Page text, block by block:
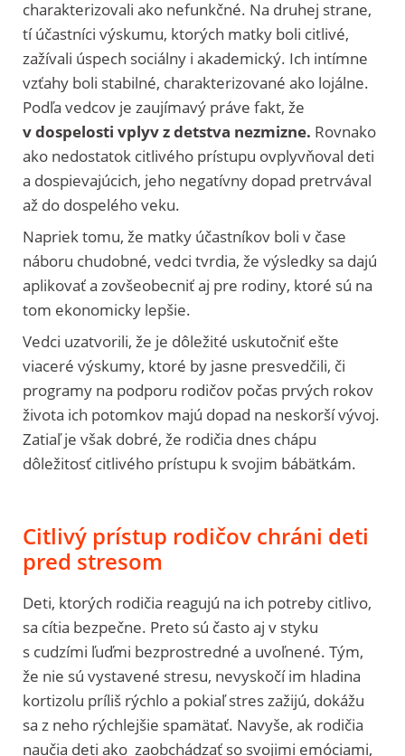
charakterizovali ako nefunkčné. Na druhej strane,
tí účastníci výskumu, ktorých matky boli citlivé,
zažívali úspech sociálny i akademický. Ich intímne
vzťahy boli stabilné, charakterizované ako lojálne.
Podľa vedcov je zaujímavý práve fakt, že
v dospelosti vplyv z detstva nezmizne. Rovnako
ako nedostatok citlivého prístupu ovplyvňoval deti
a dospievajúcich, jeho negatívny dopad pretrvával
až do dospelého veku.
Napriek tomu, že matky účastníkov boli v čase
náboru chudobné, vedci tvrdia, že výsledky sa dajú
aplikovať a zovšeobecniť aj pre rodiny, ktoré sú na
tom ekonomicky lepšie.
Vedci uzatvorili, že je dôležité uskutočniť ešte
viaceré výskumy, ktoré by jasne presvedčili, či
programy na podporu rodičov počas prvých rokov
života ich potomkov majú dopad na neskorší vývoj.
Zatiaľ je však dobré, že rodičia dnes chápu
dôležitosť citlivého prístupu k svojim bábätkám.
Citlivý prístup rodičov chráni deti
pred stresom
Deti, ktorých rodičia reagujú na ich potreby citlivo,
sa cítia bezpečne. Preto sú často aj v styku
s cudzími ľuďmi bezprostredné a uvoľnené. Tým,
že nie sú vystavené stresu, nevyskočí im hladina
kortizolu príliš rýchlo a pokiaľ stres zažijú, dokážu
sa z neho rýchlejšie spamätať. Navyše, ak rodičia
naučia deti ako zaobchádzať so svojimi emóciami,